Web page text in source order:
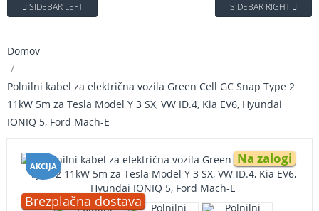
SIDEBAR LEFT SIDEBAR RIGHT
Domov
Polnilni kabel za električna vozila Green Cell GC Snap Type 2
11kW 5m za Tesla Model Y 3 SX, VW ID.4, Kia EV6, Hyundai
IONIQ 5, Ford Mach-E
AKCIJA Na zalogi
Brezplačna dostava